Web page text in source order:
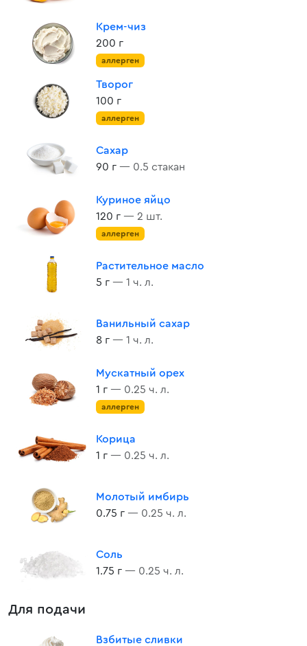
Крем-чиз
200 г
аллерген
Творог
100 г
аллерген
Сахар
90 г — 0.5 стакан
Куриное яйцо
120 г — 2 шт.
аллерген
Растительное масло
5 г — 1 ч. л.
Ванильный сахар
8 г — 1 ч. л.
Мускатный орех
1 г — 0.25 ч. л.
аллерген
Корица
1 г — 0.25 ч. л.
Молотый имбирь
0.75 г — 0.25 ч. л.
Соль
1.75 г — 0.25 ч. л.
Для подачи
Взбитые сливки